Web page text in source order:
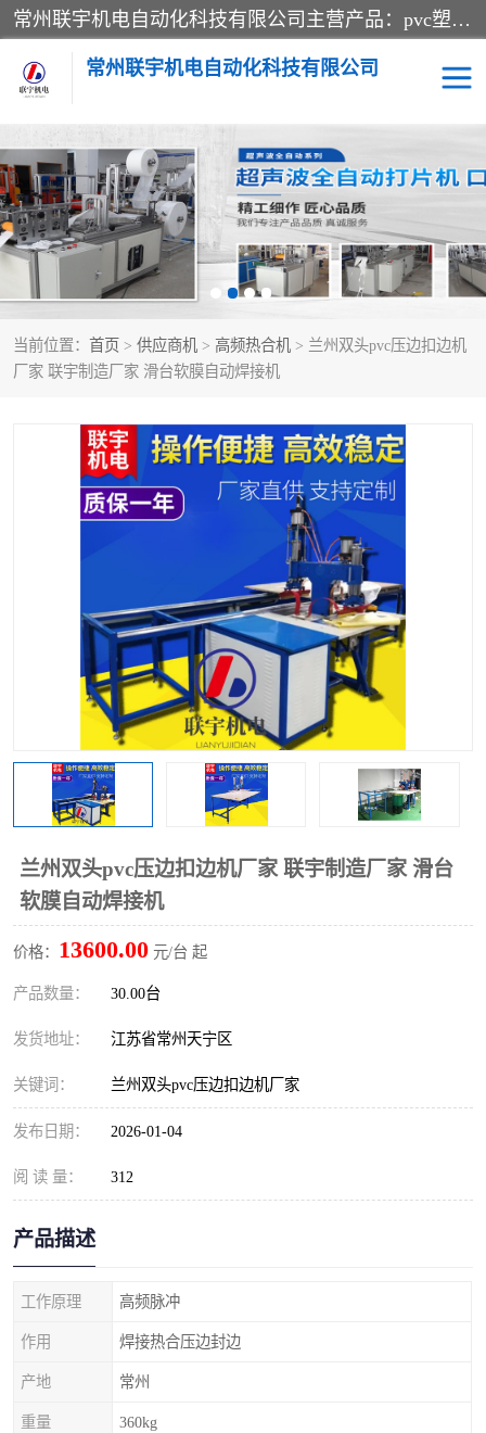
常州联宇机电自动化科技有限公司主营产品：pvc塑料焊机、高频热合机、软膜天花压边机、服装布料凹凸压花机、布料3d压印设备、服装植胶设备、超声波布料花边机、无纺布热合机、全自动压花机。
常州联宇机电自动化科技有限公司
当前位置： 首页 > 供应商机 > 高频热合机 > 兰州双头pvc压边扣边机
厂家 联宇制造厂家 滑台软膜自动焊接机
兰州双头pvc压边扣边机厂家 联宇制造厂家 滑台
软膜自动焊接机
价格： 13600.00 元/台 起
产品数量： 30.00台
发货地址： 江苏省常州天宁区
关键词： 兰州双头pvc压边扣边机厂家
发布日期： 2026-01-04
阅 读 量： 312
产品描述
工作原理 高频脉冲
作用 焊接热合压边封边
产地 常州
重量 360kg
压花定型机以及压花模具 超声波热合机
高频热合机 超声波花边机
超声波复合压花机 凹凸压花机压标机
3040凹凸压花机 双头服装凹凸压花机
高频压花压标机 自动超声波打片成型机
泡壳包装封口机 海绵产品成型机